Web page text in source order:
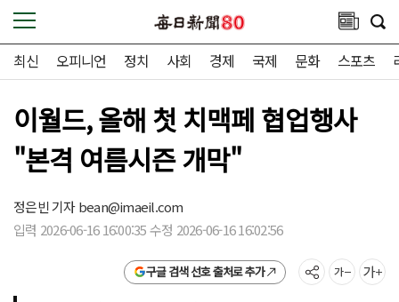
최신 오피니언 정치 사회 경제 국제 문화 스포츠
이월드, 올해 첫 치맥페 협업행사
"본격 여름시즌 개막"
정은빈 기자bean@imaeil.com
입력 2026-06-16 16:00:35 수정 2026-06-16 16:02:56
구글 검색 선호 출처로 추가